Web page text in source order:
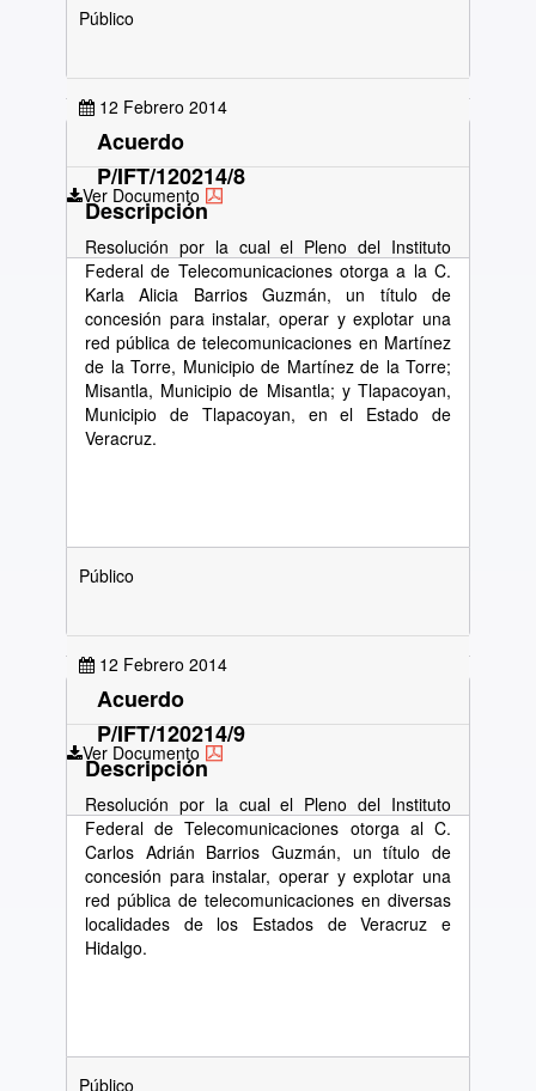
Público
12 Febrero 2014
Ver Documento
Acuerdo
P/IFT/120214/8
Descripción
Resolución por la cual el Pleno del Instituto
Federal de Telecomunicaciones otorga a la C.
Karla Alicia Barrios Guzmán, un título de
concesión para instalar, operar y explotar una
red pública de telecomunicaciones en Martínez
de la Torre, Municipio de Martínez de la Torre;
Misantla, Municipio de Misantla; y Tlapacoyan,
Municipio de Tlapacoyan, en el Estado de
Veracruz.
Público
12 Febrero 2014
Ver Documento
Acuerdo
P/IFT/120214/9
Descripción
Resolución por la cual el Pleno del Instituto
Federal de Telecomunicaciones otorga al C.
Carlos Adrián Barrios Guzmán, un título de
concesión para instalar, operar y explotar una
red pública de telecomunicaciones en diversas
localidades de los Estados de Veracruz e
Hidalgo.
Público